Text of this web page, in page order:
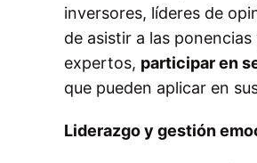
inversores, líderes de
de asistir a las
expertos, participar en
que pueden aplicar en
Liderazgo y gestión